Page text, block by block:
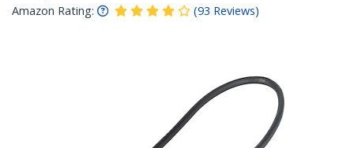
Amazon Rating:
(93 Reviews)